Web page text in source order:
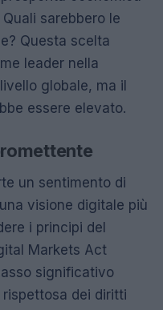
sarebbero le
Questa scelta
leader nella
globale, ma il
essere elevato.
un sentimento di
visione digitale più
i principi del
Markets Act
significativo
rispettosa dei diritti